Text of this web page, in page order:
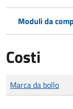
Moduli da
Costi
Tipo di pagamento
Importo
Marca da bollo